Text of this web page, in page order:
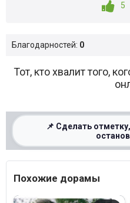
5
Благодарностей: 0
Тот, кто хвалит того,
📌 Сделать
Похожие дорамы